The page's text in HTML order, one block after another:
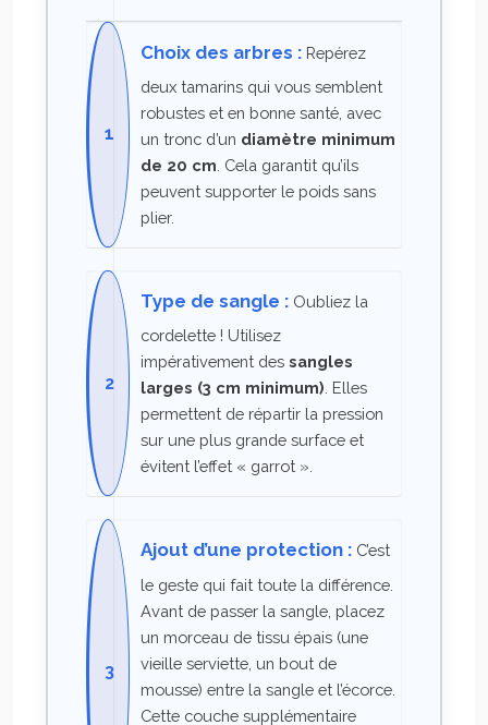
Choix des arbres : Repérez
deux tamarins qui vous semblent
robustes et en bonne santé, avec
un tronc d’un diamètre minimum
de 20 cm . Cela garantit qu’ils
peuvent supporter le poids sans
plier.
Type de sangle : Oubliez la
cordelette ! Utilisez
impérativement des sangles
larges (3 cm minimum) . Elles
permettent de répartir la pression
sur une plus grande surface et
évitent l’effet « garrot ».
Ajout d’une protection : C’est
le geste qui fait toute la différence.
Avant de passer la sangle, placez
un morceau de tissu épais (une
vieille serviette, un bout de
mousse) entre la sangle et l’écorce.
Cette couche supplémentaire